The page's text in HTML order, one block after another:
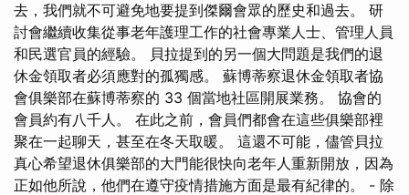
去，我們就不可避免地要提到傑爾會眾的歷史和過去。 研
討會繼續收集從事老年護理工作的社會專業人士、管理人員
和民選官員的經驗。 貝拉提到的另一個大問題是我們的退
休金領取者必須應對的孤獨感。 蘇博蒂察退休金領取者協
會俱樂部在蘇博蒂察的 33 個當地社區開展業務。 協會的
會員約有八千人。 在此之前，會員們都會在這些俱樂部裡
聚在一起聊天，甚至在冬天取暖。 這還不可能，儘管貝拉
真心希望退休俱樂部的大門能很快向老年人重新開放，因為
正如他所說，他們在遵守疫情措施方面是最有紀律的。 - 除